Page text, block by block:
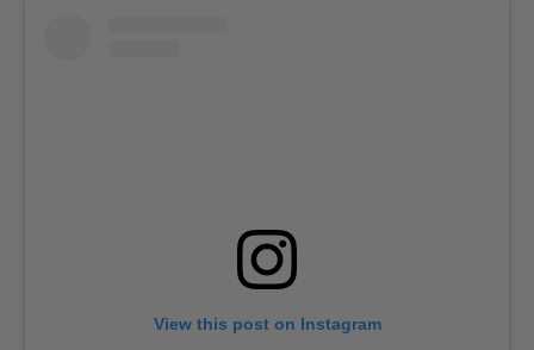
View this post on Instagram